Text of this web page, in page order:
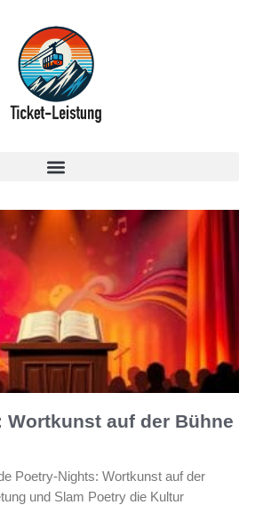
Wortkunst auf der Bühne
Poetry-Nights: Wortkunst auf der
und Slam Poetry die Kultur